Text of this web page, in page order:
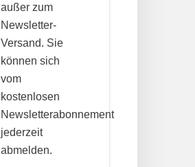
außer zum
Newsletter-
Versand. Sie
können sich
vom
kostenlosen
Newsletterabonnement
jederzeit
abmelden.